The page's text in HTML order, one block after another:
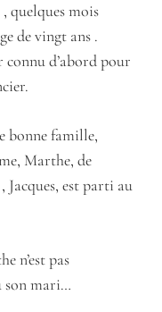
quelques mois
de vingt ans .
connu d’abord pour
bonne famille,
Marthe, de
Jacques, est parti au
n’est pas
son mari…